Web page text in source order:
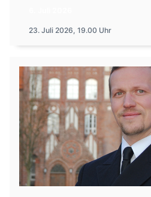
23. Juli 2026, 19.00 Uhr